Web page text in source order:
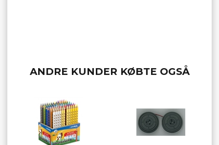
ANDRE KUNDER KØBTE OGSÅ